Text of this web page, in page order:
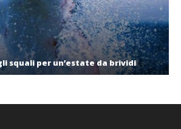
squali per un’estate da brividi